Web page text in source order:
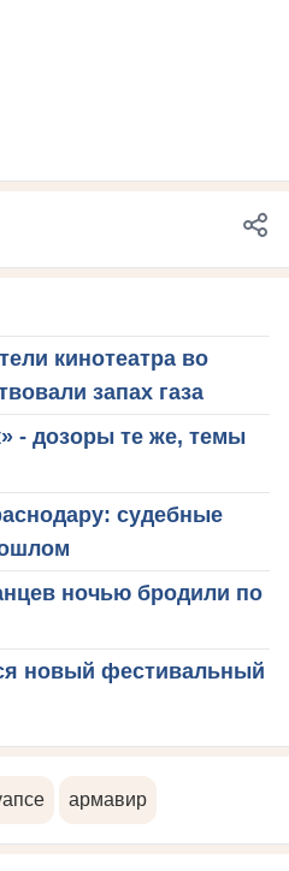
кинотеатра во
запах газа
- дозоры те же, темы
судебные
ночью бродили по
новый фестивальный
армавир